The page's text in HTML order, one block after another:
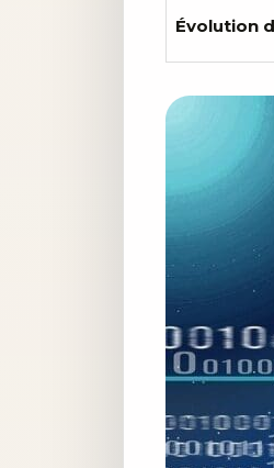
Évolution